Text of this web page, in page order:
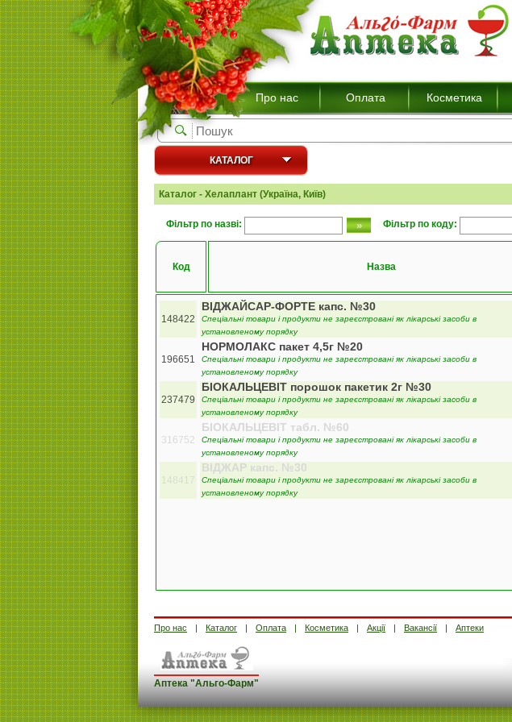
Про нас Оплата Косметика
КАТАЛОГ
Каталог - Хелаплант (Україна, Київ)
Фільтр по назві: Фільтр по коду:
Код Назва
148422
ВІДЖАЙСАР-ФОРТЕ капс. №30
Спеціальні товари і продукти не зареєстровані як лікарські засоби в
установленому порядку
196651
НОРМОЛАКС пакет 4,5г №20
Спеціальні товари і продукти не зареєстровані як лікарські засоби в
установленому порядку
237479
БІОКАЛЬЦЕВІТ порошок пакетик 2г №30
Спеціальні товари і продукти не зареєстровані як лікарські засоби в
установленому порядку
316752
БІОКАЛЬЦЕВІТ табл. №60
Спеціальні товари і продукти не зареєстровані як лікарські засоби в
установленому порядку
148417
ВІДЖАР капс. №30
Спеціальні товари і продукти не зареєстровані як лікарські засоби в
установленому порядку
Про нас Каталог Оплата Косметика Акції Вакансії Аптеки
Аптека "Альго-Фарм"